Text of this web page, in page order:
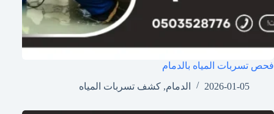
فحص تسربات المياه بالدمام
2026-01-05
الدمام, كشف تسربات المياه